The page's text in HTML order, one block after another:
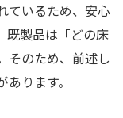
ているため、安心
既製品は「どの床
そのため、前述し
ります。